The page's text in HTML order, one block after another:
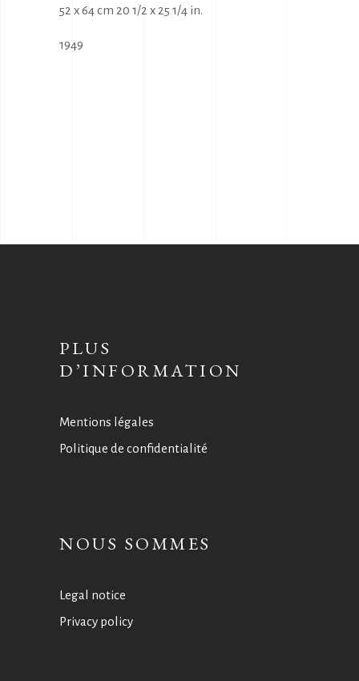
52 x 64 cm 20 1/2 x 25 1/4 in.
1949
PLUS
D’INFORMATION
Mentions légales
Politique de confidentialité
NOUS SOMMES
Legal notice
Privacy policy